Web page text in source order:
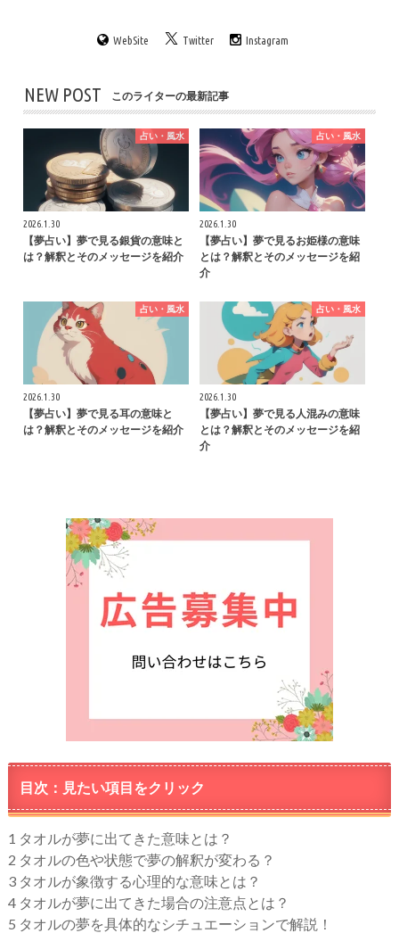
WebSite Twitter Instagram
NEW POST このライターの最新記事
占い・風水
2026.1.30
【夢占い】夢で見る銀貨の意味と
は？解釈とそのメッセージを紹介
占い・風水
2026.1.30
【夢占い】夢で見るお姫様の意味
とは？解釈とそのメッセージを紹
介
占い・風水
2026.1.30
【夢占い】夢で見る耳の意味と
は？解釈とそのメッセージを紹介
占い・風水
2026.1.30
【夢占い】夢で見る人混みの意味
とは？解釈とそのメッセージを紹
介
目次：見たい項目をクリック
1 タオルが夢に出てきた意味とは？
2 タオルの色や状態で夢の解釈が変わる？
3タオルが象徴する心理的な意味とは？
4タオルが夢に出てきた場合の注意点とは？
5 タオルの夢を具体的なシチュエーションで解説！